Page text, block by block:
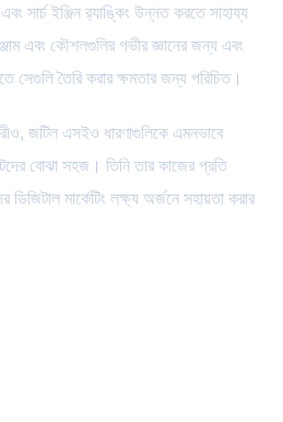
সার্চ ইঞ্জিন র‌্যাঙ্কিং উন্নত করতে সাহায্য
এবং কৌশলগুলির গভীর জ্ঞানের জন্য এবং
সেগুলি তৈরি করার ক্ষমতার জন্য পরিচিত।
জটিল এসইও ধারণাগুলিকে এমনভাবে
বোঝা সহজ। তিনি তার কাজের প্রতি
ডিজিটাল মার্কেটিং লক্ষ্য অর্জনে সহায়তা করার